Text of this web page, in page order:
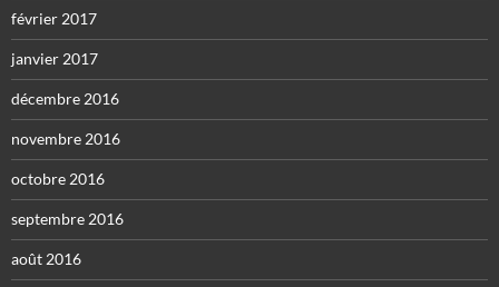
février 2017
janvier 2017
décembre 2016
novembre 2016
octobre 2016
septembre 2016
août 2016